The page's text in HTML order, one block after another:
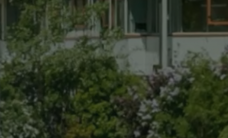
Fundbüro
Ver- und Entsorgung
Bürgerservice-Portal
Digitaler Zwilling